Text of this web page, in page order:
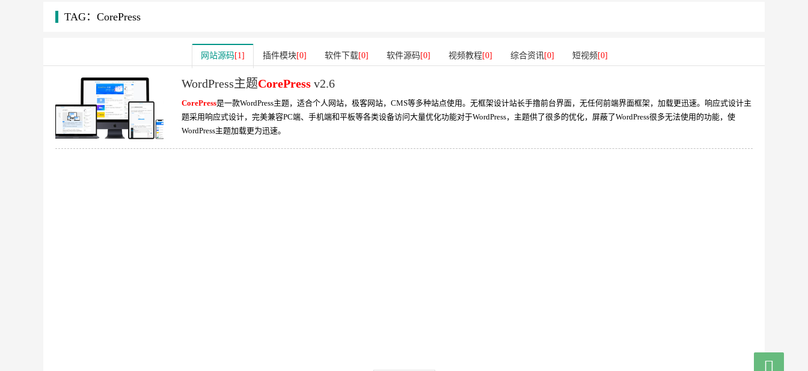
TAG：CorePress
网站源码[1] 插件模块[0] 软件下载[0] 软件源码[0] 视频教程[0] 综合资讯[0] 短视频 [0]
WordPress主题CorePress v2.6
CorePress是一款WordPress主题，适合个人网站，极客网站，CMS等多种站点使用。无框架设计站长手撸前台界面，无任何前端界面框架，加载更迅速。响应式设计主
题采用响应式设计，完美兼容PC端、手机端和平板等各类设备访问大量优化功能对于WordPress，主题供了很多的优化，屏蔽了WordPress很多无法使用的功能，使
WordPress主题加载更为迅速。